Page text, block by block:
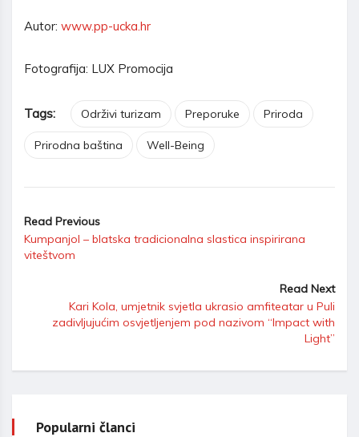
Autor: www.pp-ucka.hr
Fotografija: LUX Promocija
Tags: Održivi turizam Preporuke Priroda
Prirodna baština Well-Being
Read Previous
Kumpanjol – blatska tradicionalna slastica inspirirana
viteštvom
Read Next
Kari Kola, umjetnik svjetla ukrasio amfiteatar u Puli
zadivljujućim osvjetljenjem pod nazivom “Impact with
Light”
Popularni članci